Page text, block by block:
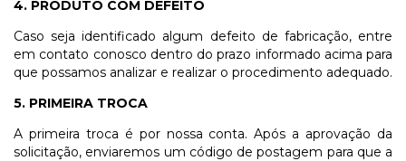
4. PRODUTO COM DEFEITO
Caso seja identificado algum defeito de fabricação, entre
em contato conosco dentro do prazo informado acima para
que possamos analizar e realizar o procedimento adequado.
5. PRIMEIRA TROCA
A primeira troca é por nossa conta. Após a aprovação da
solicitação, enviaremos um código de postagem para que a